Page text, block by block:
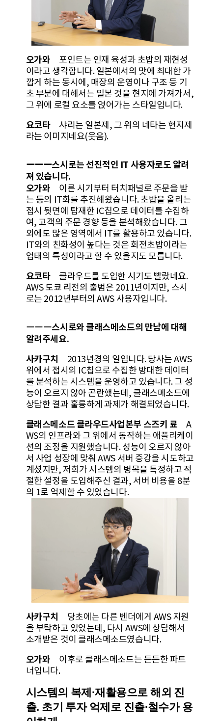
오가와 포인트는 인재 육성과 초밥의 재현성
이라고 생각합니다. 일본에서의 맛에 최대한 가
깝게 하는 동시에, 매장의 운영이나 구조 등 기
초 부분에 대해서는 일본 것을 현지에 가져가서,
그 위에 로컬 요소를 얹어가는 스타일입니다.
요코타샤리는 일본제, 그 위의 네타는 현지제
라는 이미지네요(웃음).
ーーー스시로는 선진적인 IT 사용자로도 알려
져 있습니다.
오가와 이른 시기부터 터치패널로 주문을 받
는 등의 IT화를 추진해왔습니다. 초밥을 올리는
접시 뒷면에 탑재한 IC칩으로 데이터를 수집하
여, 고객의 주문 경향 등을 분석해왔습니다. 그
외에도 많은 영역에서 IT를 활용하고 있습니다.
IT와의 친화성이 높다는 것은 회전초밥이라는
업태의 특성이라고 할 수 있을지도 모릅니다.
요코타클라우드를 도입한 시기도 빨랐네요.
AWS 도쿄 리전의 출범은 2011년이지만, 스시
로는 2012년부터의 AWS 사용자입니다.
ーーー스시로와 클래스메소드의 만남에 대해
알려주세요.
사카구치
2013년경의 일입니다. 당사는 AWS
위에서 접시의 IC칩으로 수집한 방대한 데이터
를 분석하는 시스템을 운영하고 있습니다. 그 성
능이 오르지 않아 곤란했는데, 클래스메소드에
상담한 결과 훌륭하게 과제가 해결되었습니다.
클래스메소드 클라우드사업본부 스즈키 료 A
WS의 인프라와 그 위에서 동작하는 애플리케이
션의 조정을 지원했습니다. 성능이 오르지 않아
서 사업 성장에 맞춰 AWS 서버 증강을 시도하고
계셨지만, 저희가 시스템의 병목을 특정하고 적
절한 설정을 도입해주신 결과, 서버 비용을 8분
의 1로 억제할 수 있었습니다.
사카구치
당초에는 다른 벤더에게 AWS 지원
을 부탁하고 있었는데, 다시 AWS에 상담해서
소개받은 것이 클래스메소드였습니다.
오가와 이후로 클래스메소드는 든든한 파트
너입니다.
시스템의 복제·재활용으로 해외 진
출. 초기 투자 억제로 진출·철수가 용